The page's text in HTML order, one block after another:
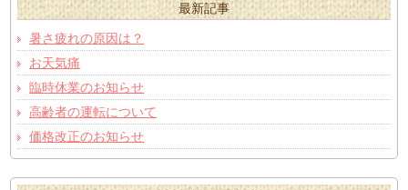
最新記事
暑さ疲れの原因は？
お天気痛
臨時休業のお知らせ
高齢者の運転について
価格改正のお知らせ